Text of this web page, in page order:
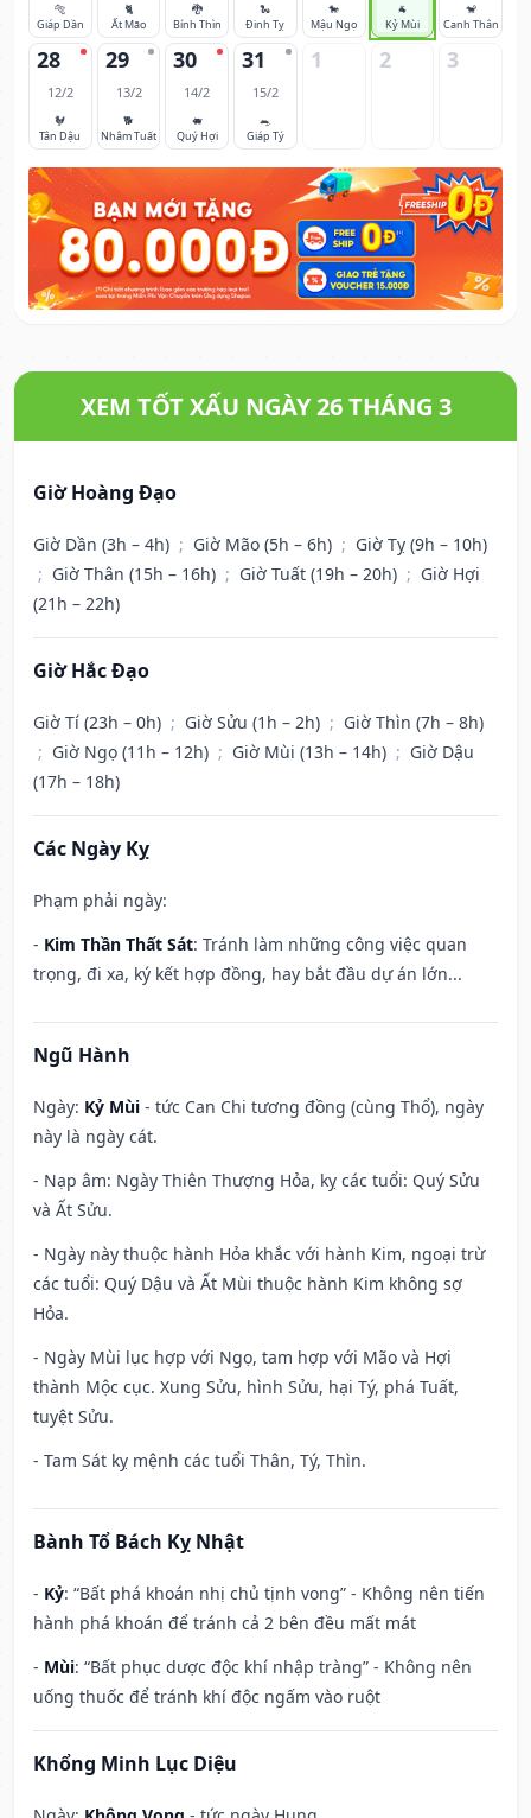
🐅
Giáp Dần
🐈
Ất Mão
🐉
Bính Thìn
🐍
Đinh Tỵ
🐎
Mậu Ngọ
🐐
Kỷ Mùi
🐒
Canh Thân
28
12/2
🐓
Tân Dậu
29
13/2
🐕
Nhâm Tuất
30
14/2
🐖
Quý Hợi
31
15/2
🐀
Giáp Tý
1 2 3
XEM TỐT XẤU NGÀY 26 THÁNG 3
Giờ Hoàng Đạo
Giờ Dần (3h – 4h) ; Giờ Mão (5h – 6h) ; Giờ Tỵ (9h – 10h)
; Giờ Thân (15h – 16h) ; Giờ Tuất (19h – 20h) ; Giờ Hợi
(21h – 22h)
Giờ Hắc Đạo
Giờ Tí (23h – 0h) ; Giờ Sửu (1h – 2h) ; Giờ Thìn (7h – 8h)
; Giờ Ngọ (11h – 12h) ; Giờ Mùi (13h – 14h) ; Giờ Dậu
(17h – 18h)
Các Ngày Kỵ
Phạm phải ngày:
- Kim Thần Thất Sát: Tránh làm những công việc quan
trọng, đi xa, ký kết hợp đồng, hay bắt đầu dự án lớn...
Ngũ Hành
Ngày: Kỷ Mùi - tức Can Chi tương đồng (cùng Thổ), ngày
này là ngày cát.
- Nạp âm: Ngày Thiên Thượng Hỏa, kỵ các tuổi: Quý Sửu
và Ất Sửu.
- Ngày này thuộc hành Hỏa khắc với hành Kim, ngoại trừ
các tuổi: Quý Dậu và Ất Mùi thuộc hành Kim không sợ
Hỏa.
- Ngày Mùi lục hợp với Ngọ, tam hợp với Mão và Hợi
thành Mộc cục. Xung Sửu, hình Sửu, hại Tý, phá Tuất,
tuyệt Sửu.
- Tam Sát kỵ mệnh các tuổi Thân, Tý, Thìn.
Bành Tổ Bách Kỵ Nhật
- Kỷ: “Bất phá khoán nhị chủ tịnh vong” - Không nên tiến
hành phá khoán để tránh cả 2 bên đều mất mát
- Mùi: “Bất phục dược độc khí nhập tràng” - Không nên
uống thuốc để tránh khí độc ngấm vào ruột
Khổng Minh Lục Diệu